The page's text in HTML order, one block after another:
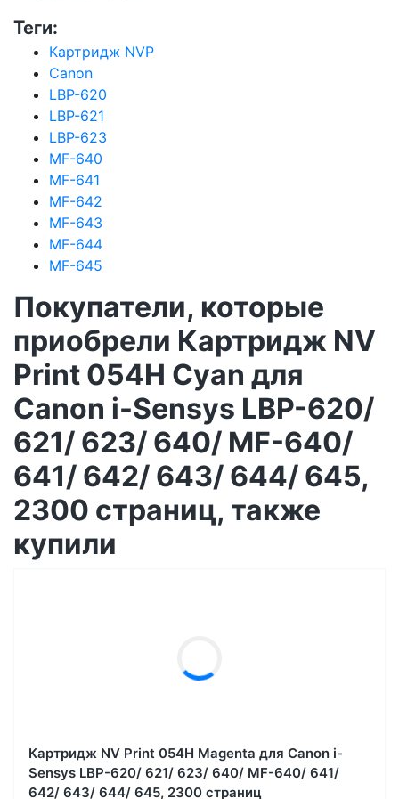
Теги:
Картридж NVP
Canon
LBP-620
LBP-621
LBP-623
MF-640
MF-641
MF-642
MF-643
MF-644
MF-645
Покупатели, которые
приобрели Картридж NV
Print 054H Cyan для
Canon i-Sensys LBP-620/
621/ 623/ 640/ MF-640/
641/ 642/ 643/ 644/ 645,
2300 страниц, также
купили
Картридж NV Print 054H Magenta для Canon i-
Sensys LBP-620/ 621/ 623/ 640/ MF-640/ 641/
642/ 643/ 644/ 645, 2300 страниц